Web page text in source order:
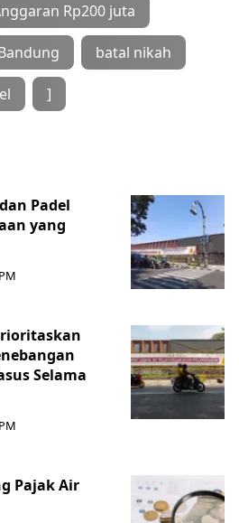
Rp200 juta
batal nikah
]
Padel
yang
Selama
Pajak Air